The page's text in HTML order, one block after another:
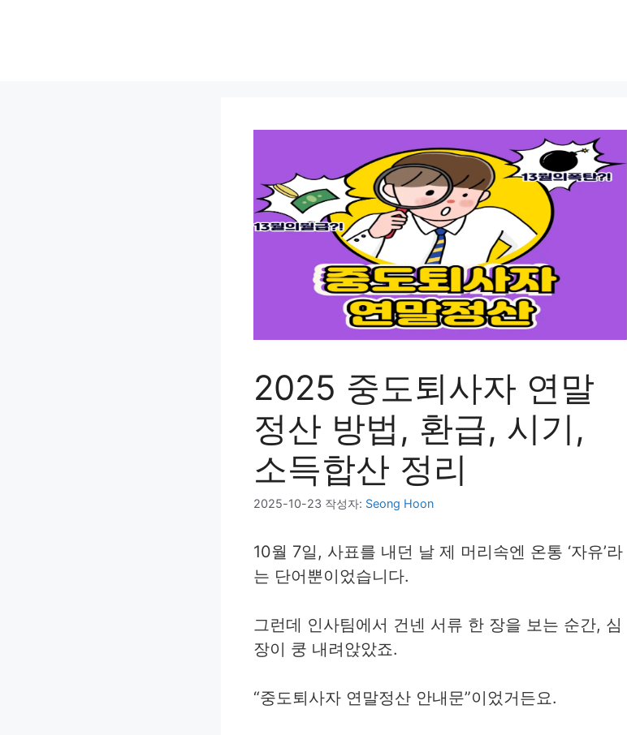
2025 중도퇴사자 연말
정산 방법, 환급, 시기,
소득합산 정리
2025-10-23 작성자: Seong Hoon
10월 7일, 사표를 내던 날 제 머리속엔 온통 ‘자유’라
는 단어뿐이었습니다.
그런데 인사팀에서 건넨 서류 한 장을 보는 순간, 심
장이 쿵 내려앉았죠.
“중도퇴사자 연말정산 안내문”이었거든요.